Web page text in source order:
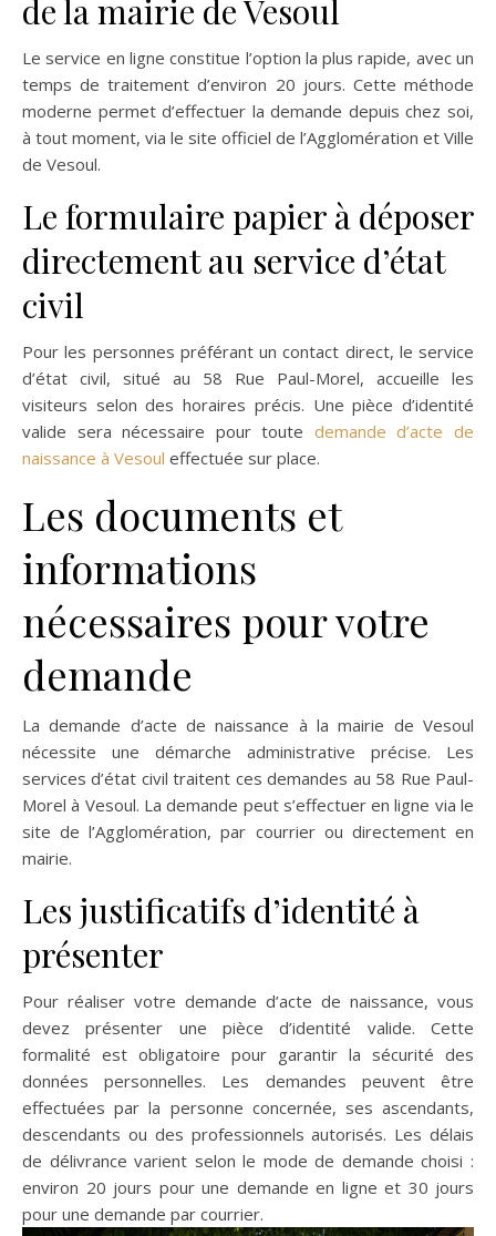
de la mairie de Vesoul
Le service en ligne constitue l’option la plus rapide, avec un
temps de traitement d’environ 20 jours. Cette méthode
moderne permet d’effectuer la demande depuis chez soi,
à tout moment, via le site officiel de l’Agglomération et Ville
de Vesoul.
Le formulaire papier à déposer
directement au service d’état
civil
Pour les personnes préférant un contact direct, le service
d’état civil, situé au 58 Rue Paul-Morel, accueille les
visiteurs selon des horaires précis. Une pièce d’identité
valide sera nécessaire pour toute demande d’acte de
naissance à Vesoul effectuée sur place.
Les documents et
informations
nécessaires pour votre
demande
La demande d’acte de naissance à la mairie de Vesoul
nécessite une démarche administrative précise. Les
services d’état civil traitent ces demandes au 58 Rue Paul-
Morel à Vesoul. La demande peut s’effectuer en ligne via le
site de l’Agglomération, par courrier ou directement en
mairie.
Les justificatifs d’identité à
présenter
Pour réaliser votre demande d’acte de naissance, vous
devez présenter une pièce d’identité valide. Cette
formalité est obligatoire pour garantir la sécurité des
données personnelles. Les demandes peuvent être
effectuées par la personne concernée, ses ascendants,
descendants ou des professionnels autorisés. Les délais
de délivrance varient selon le mode de demande choisi :
environ 20 jours pour une demande en ligne et 30 jours
pour une demande par courrier.